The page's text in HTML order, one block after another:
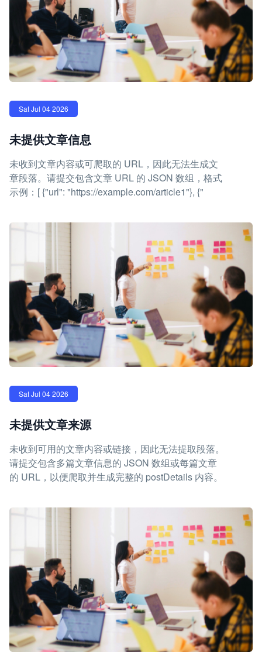
Sat Jul 04 2026
未提供文章信息
未收到文章内容或可爬取的 URL，因此无法生成文
章段落。请提交包含文章 URL 的 JSON 数组，格式
示例：[ {"url": "https://example.com/article1"}, {"
Sat Jul 04 2026
未提供文章来源
未收到可用的文章内容或链接，因此无法提取段落。
请提交包含多篇文章信息的 JSON 数组或每篇文章
的 URL，以便爬取并生成完整的 postDetails 内容。